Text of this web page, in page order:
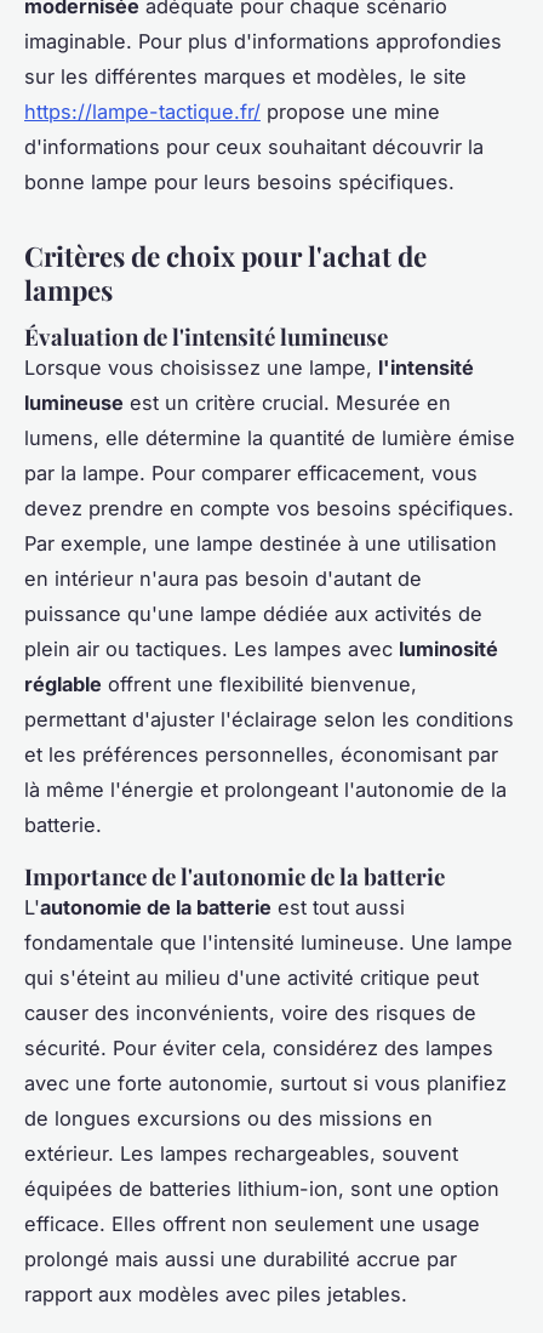
modernisée adéquate pour chaque scénario
imaginable. Pour plus d'informations approfondies
sur les différentes marques et modèles, le site
https://lampe-tactique.fr/ propose une mine
d'informations pour ceux souhaitant découvrir la
bonne lampe pour leurs besoins spécifiques.
Critères de choix pour l'achat de
lampes
Évaluation de l'intensité lumineuse
Lorsque vous choisissez une lampe, l'intensité
lumineuse est un critère crucial. Mesurée en
lumens, elle détermine la quantité de lumière émise
par la lampe. Pour comparer efficacement, vous
devez prendre en compte vos besoins spécifiques.
Par exemple, une lampe destinée à une utilisation
en intérieur n'aura pas besoin d'autant de
puissance qu'une lampe dédiée aux activités de
plein air ou tactiques. Les lampes avec luminosité
réglable offrent une flexibilité bienvenue,
permettant d'ajuster l'éclairage selon les conditions
et les préférences personnelles, économisant par
là même l'énergie et prolongeant l'autonomie de la
batterie.
Importance de l'autonomie de la batterie
L'autonomie de la batterie est tout aussi
fondamentale que l'intensité lumineuse. Une lampe
qui s'éteint au milieu d'une activité critique peut
causer des inconvénients, voire des risques de
sécurité. Pour éviter cela, considérez des lampes
avec une forte autonomie, surtout si vous planifiez
de longues excursions ou des missions en
extérieur. Les lampes rechargeables, souvent
équipées de batteries lithium-ion, sont une option
efficace. Elles offrent non seulement une usage
prolongé mais aussi une durabilité accrue par
rapport aux modèles avec piles jetables.